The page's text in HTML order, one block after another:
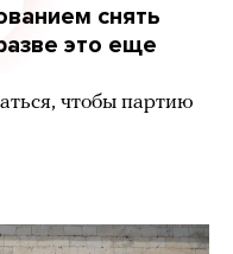
снять
это еще
чтобы партию